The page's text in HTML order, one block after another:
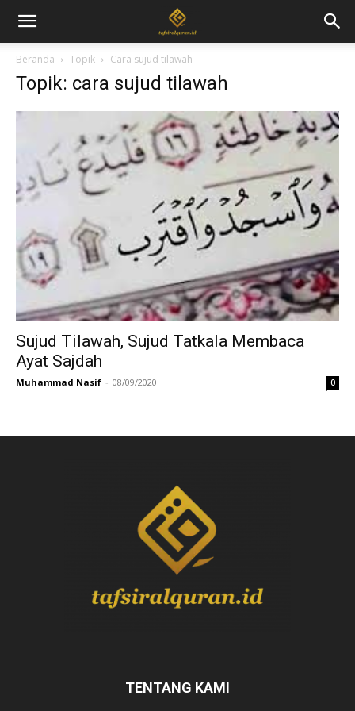
Beranda Topik Cara sujud tilawah
Topik: cara sujud tilawah
Sujud Tilawah, Sujud Tatkala Membaca
Ayat Sajdah
Muhammad Nasif - 08/09/2020 0
TENTANG KAMI